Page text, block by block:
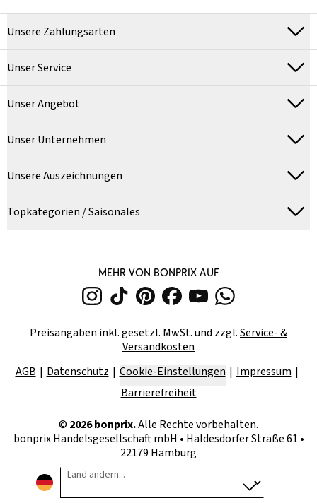
Unsere Zahlungsarten
Unser Service
Unser Angebot
Unser Unternehmen
Unsere Auszeichnungen
Topkategorien / Saisonales
MEHR VON BONPRIX AUF
Preisangaben inkl. gesetzl. MwSt. und zzgl.Service- &
Versandkosten
AGB
Datenschutz Cookie-Einstellungen
Impressum
Barrierefreiheit
© 2026bonprix.Alle Rechte vorbehalten.
bonprix Handelsgesellschaft mbH • Haldesdorfer Straße 61 •
22179 Hamburg
Land ändern...